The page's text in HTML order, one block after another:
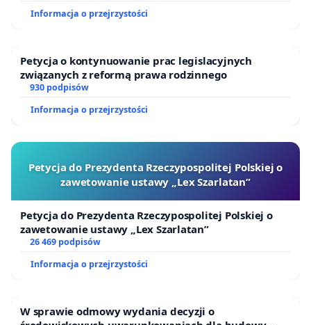
Informacja o przejrzystości
Petycja o kontynuowanie prac legislacyjnych
związanych z reformą prawa rodzinnego
930 podpisów
Informacja o przejrzystości
Petycja do Prezydenta Rzeczypospolitej Polskiej o
zawetowanie ustawy „Lex Szarlatan”
Petycja do Prezydenta Rzeczypospolitej Polskiej o
zawetowanie ustawy „Lex Szarlatan”
26 469 podpisów
Informacja o przejrzystości
W sprawie odmowy wydania decyzji o